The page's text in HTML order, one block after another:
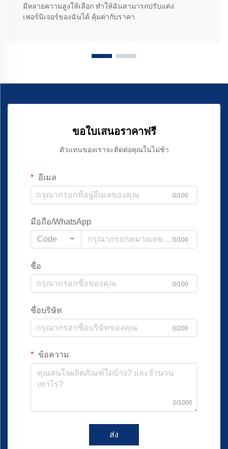
มีหลายความสูงให้เลือก ทำให้ฉันสามารถปรับแต่ง
เฟอร์นิเจอร์ของฉันได้ คุ้มค่ากับราคา
ขอใบเสนอราคาฟรี
ตัวแทนของเราจะติดต่อคุณในไม่ช้า
อีเมล
0/100
มือถือ/WhatsApp
Code
0/100
ชื่อ
0/100
ชื่อบริษัท
0/200
ข้อความ
0/1000
ส่ง